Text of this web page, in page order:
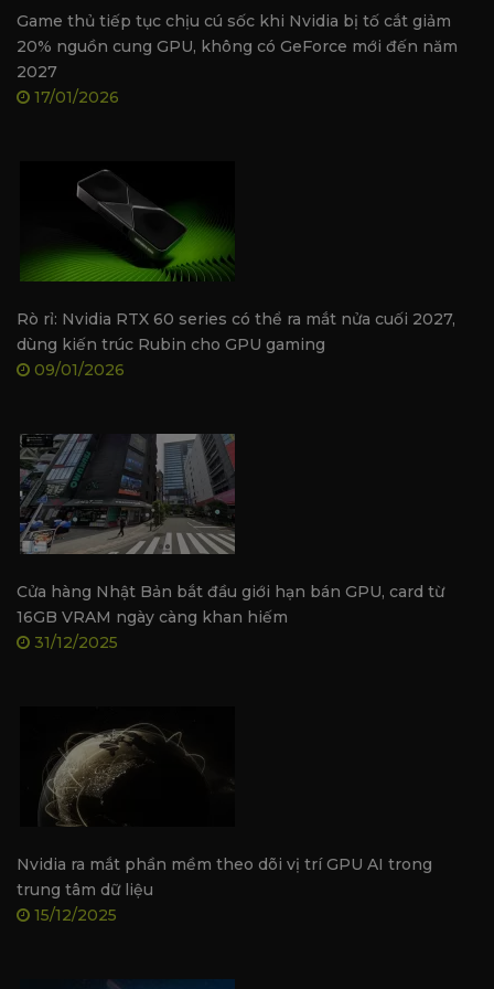
Tên sản phẩm
Manli GeForce RTX
Model
M-NRTX3050/6REHDP-
GPU
Tốc độ bộ nhớ
Giao tiếp bộ nhớ
Băng thông bộ nhớ
168GB/s
Thiết kế tản nhiệt
Tản nhiệt đơn với 1 quạt
Độ dày
Công suất tiêu thụ
Nhiệt độ tối đa
Các tính năng của dòng 30 Series RTX:
Game thủ tiếp tục chịu cú sốc khi Nvidia bị tố cắt giảm
20% nguồn cung GPU, không có GeForce mới đến năm
2027
17/01/2026
Rò rỉ: Nvidia RTX 60 series có thể ra mắt nửa cuối 2027,
dùng kiến trúc Rubin cho GPU gaming
09/01/2026
Cửa hàng Nhật Bản bắt đầu giới hạn bán GPU, card từ
16GB VRAM ngày càng khan hiếm
31/12/2025
Nvidia ra mắt phần mềm theo dõi vị trí GPU AI trong
trung tâm dữ liệu
15/12/2025